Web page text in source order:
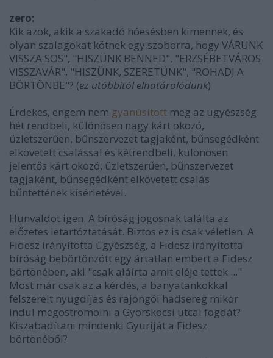
zero:
Kik azok, akik a szakadó hóesésben kimennek, és
olyan szalagokat kötnek egy szoborra, hogy VÁRUNK
VISSZA SOS", "HISZÜNK BENNED", "ERZSÉBETVÁROS
VISSZAVÁR", "HISZÜNK, SZERETÜNK", "ROHADJ A
BÖRTÖNBE"? (ez utóbbitól elhatárolódunk)
Érdekes, engem nem gyanúsított meg az ügyészség
hét rendbeli, különösen nagy kárt okozó,
üzletszerűen, bűnszervezet tagjaként, bűnsegédként
elkövetett csalással és kétrendbeli, különösen
jelentős kárt okozó, üzletszerűen, bűnszervezet
tagjaként, bűnsegédként elkövetett csalás
bűntettének kísérletével.
Hunvaldot igen. A bíróság jogosnak találta az
előzetes letartóztatását. Biztos ez is csak véletlen. A
Fidesz irányította ügyészség, a Fidesz irányította
bíróság bebörtönzött egy ártatlan embert a Fidesz
börtönében, aki "csak aláírta amit eléje tettek ..."
Most már csak az a kérdés, a banyatankokkal
felszerelt nyugdíjas és rajongói hadsereg mikor
indul megostromolni a Gyorskocsi utcai fogdát?
Kiszabadítani mindenki Gyuriját a Fidesz
börtönéből?